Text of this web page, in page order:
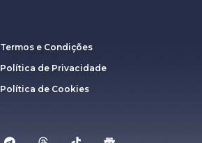
Termos e Condições
Política de Privacidade
Política de Cookies